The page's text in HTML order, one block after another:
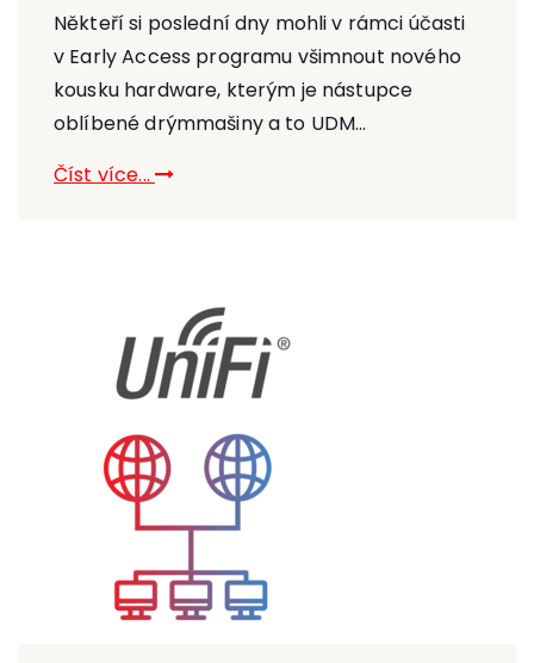
Někteří si poslední dny mohli v rámci účasti
v Early Access programu všimnout nového
kousku hardware, kterým je nástupce
oblíbené drýmmašiny a to UDM...
Číst více...